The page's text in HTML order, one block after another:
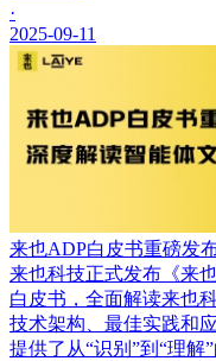
·
2025-09-11
来也ADP白皮书重磅发
来也科技正式发布《来
白皮书，全面解读来也
技术架构、最佳实践和
提供了从“识别”到“理解